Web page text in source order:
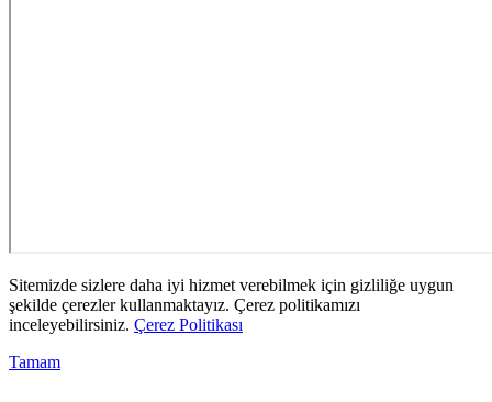
Sitemizde sizlere daha iyi hizmet verebilmek için gizliliğe uygun
şekilde çerezler kullanmaktayız. Çerez politikamızı
inceleyebilirsiniz. Çerez Politikası
Tamam